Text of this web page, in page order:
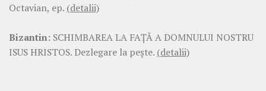
Octavian, ep. (detalii)
Bizantin: SCHIMBAREA LA FAŢĂ A DOMNULUI NOSTRU
ISUS HRISTOS. Dezlegare la pește. (detalii)